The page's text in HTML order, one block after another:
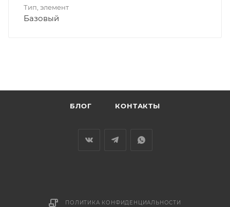
Тип, элемент
Базовый
БЛОГ КОНТАКТЫ
ПОЛИТИКА КОНФИДЕНЦИАЛЬНОСТИ